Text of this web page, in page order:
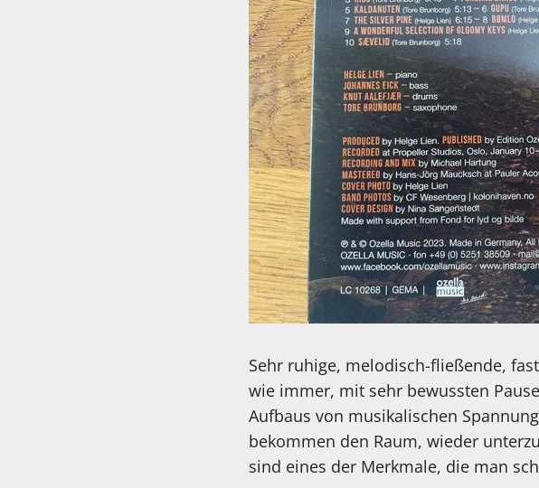
Sehr ruhige, melodisch-fließende,
wie immer, mit sehr bewussten
Aufbaus von musikalischen
bekommen den Raum, wieder
sind eines der Merkmale, die man